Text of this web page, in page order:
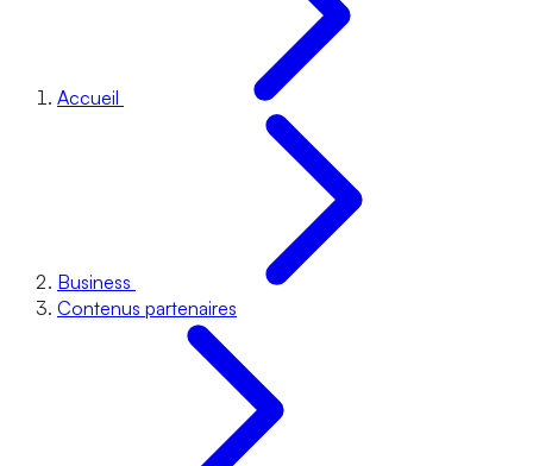
Accueil
Business
Contenus partenaires